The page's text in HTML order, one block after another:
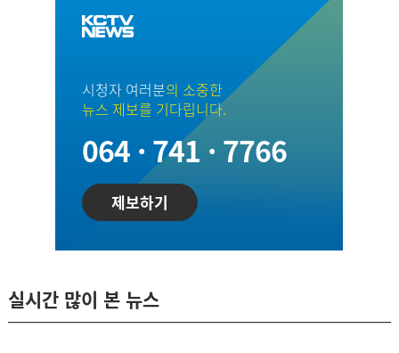
시청자 여러분의 소중한
뉴스 제보를 기다립니다.
064 · 741 · 7766
제보하기
실시간 많이 본 뉴스